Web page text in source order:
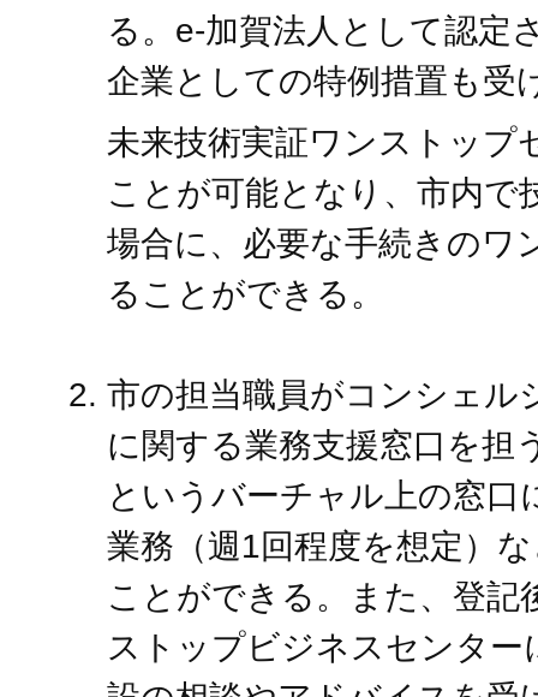
る。e-加賀法人として認定
企業としての特例措置も受
未来技術実証ワンストップ
ことが可能となり、市内で
場合に、必要な手続きのワ
ることができる。
市の担当職員がコンシェル
に関する業務支援窓口を担
というバーチャル上の窓口
業務（週1回程度を想定）
ことができる。また、登記
ストップビジネスセンター